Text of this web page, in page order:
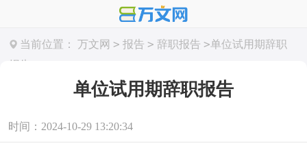
当前位置： 万文网 > 报告 > 辞职报告 >单位试用期辞职
报告
单位试用期辞职报告
时间：2024-10-29 13:20:34